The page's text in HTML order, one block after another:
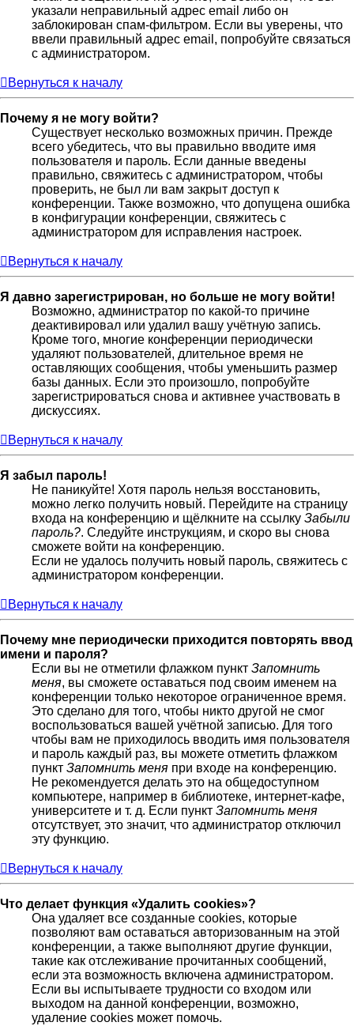
указали неправильный адрес email либо он
заблокирован спам-фильтром. Если вы уверены, что
ввели правильный адрес email, попробуйте связаться
с администратором.
Вернуться к началу
Почему я не могу войти?
Существует несколько возможных причин. Прежде
всего убедитесь, что вы правильно вводите имя
пользователя и пароль. Если данные введены
правильно, свяжитесь с администратором, чтобы
проверить, не был ли вам закрыт доступ к
конференции. Также возможно, что допущена ошибка
в конфигурации конференции, свяжитесь с
администратором для исправления настроек.
Вернуться к началу
Я давно зарегистрирован, но больше не могу войти!
Возможно, администратор по какой-то причине
деактивировал или удалил вашу учётную запись.
Кроме того, многие конференции периодически
удаляют пользователей, длительное время не
оставляющих сообщения, чтобы уменьшить размер
базы данных. Если это произошло, попробуйте
зарегистрироваться снова и активнее участвовать в
дискуссиях.
Вернуться к началу
Я забыл пароль!
Не паникуйте! Хотя пароль нельзя восстановить,
можно легко получить новый. Перейдите на страницу
входа на конференцию и щёлкните на ссылку Забыли
пароль?. Следуйте инструкциям, и скоро вы снова
сможете войти на конференцию.
Если не удалось получить новый пароль, свяжитесь с
администратором конференции.
Вернуться к началу
Почему мне периодически приходится повторять ввод
имени и пароля?
Если вы не отметили флажком пункт Запомнить
меня, вы сможете оставаться под своим именем на
конференции только некоторое ограниченное время.
Это сделано для того, чтобы никто другой не смог
воспользоваться вашей учётной записью. Для того
чтобы вам не приходилось вводить имя пользователя
и пароль каждый раз, вы можете отметить флажком
пункт Запомнить меня при входе на конференцию.
Не рекомендуется делать это на общедоступном
компьютере, например в библиотеке, интернет-кафе,
университете и т. д. Если пункт Запомнить меня
отсутствует, это значит, что администратор отключил
эту функцию.
Вернуться к началу
Что делает функция «Удалить cookies»?
Она удаляет все созданные cookies, которые
позволяют вам оставаться авторизованным на этой
конференции, а также выполняют другие функции,
такие как отслеживание прочитанных сообщений,
если эта возможность включена администратором.
Если вы испытываете трудности со входом или
выходом на данной конференции, возможно,
удаление cookies может помочь.